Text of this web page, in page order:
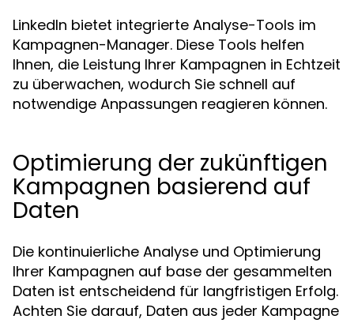
LinkedIn bietet integrierte Analyse-Tools im
Kampagnen-Manager. Diese Tools helfen
Ihnen, die Leistung Ihrer Kampagnen in Echtzeit
zu überwachen, wodurch Sie schnell auf
notwendige Anpassungen reagieren können.
Optimierung der zukünftigen
Kampagnen basierend auf
Daten
Die kontinuierliche Analyse und Optimierung
Ihrer Kampagnen auf base der gesammelten
Daten ist entscheidend für langfristigen Erfolg.
Achten Sie darauf, Daten aus jeder Kampagne